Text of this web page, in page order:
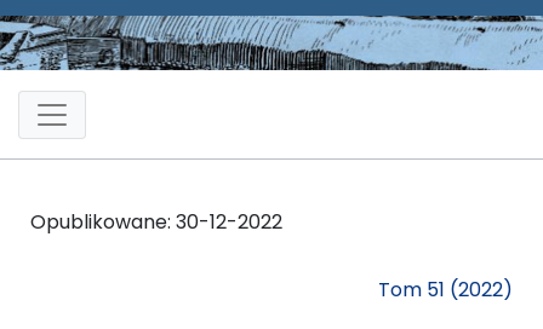
Opublikowane: 30-12-2022
Tom 51 (2022)